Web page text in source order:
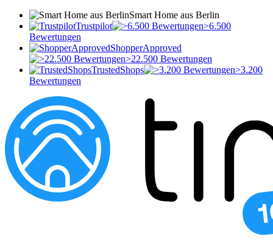
Smart Home aus Berlin
Trustpilot
>6.500
Bewertungen
ShopperApproved
>22.500 Bewertungen
TrustedShops
>3.200
Bewertungen